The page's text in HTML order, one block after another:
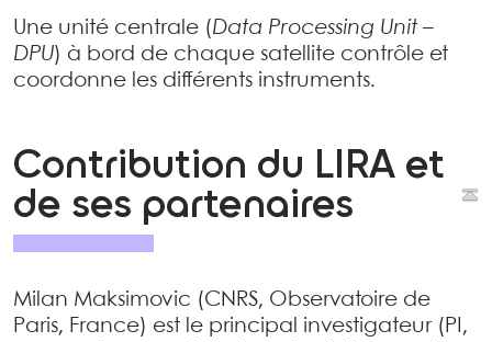
Une unité centrale (Data Processing Unit –
DPU) à bord de chaque satellite contrôle et
coordonne les différents instruments.
Contribution du LIRA et
de ses partenaires
Milan Maksimovic (CNRS, Observatoire de
Paris, France) est le principal investigateur (PI,